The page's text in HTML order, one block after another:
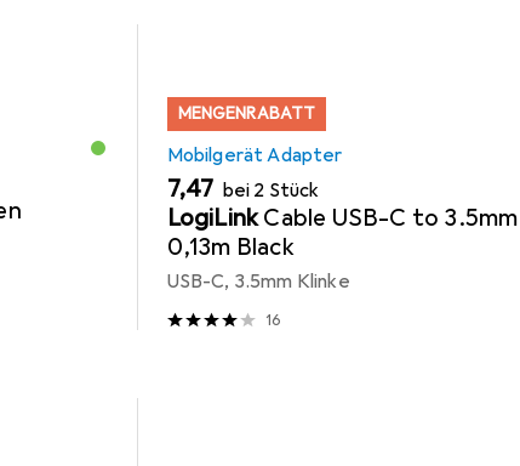
MENGENRABATT
Mobilgerät Adapter
EUR
7,47 bei 2 Stück
LogiLinkCable USB-C to 3.5mm
0,13m Black
USB-C, 3.5mm Klinke
16